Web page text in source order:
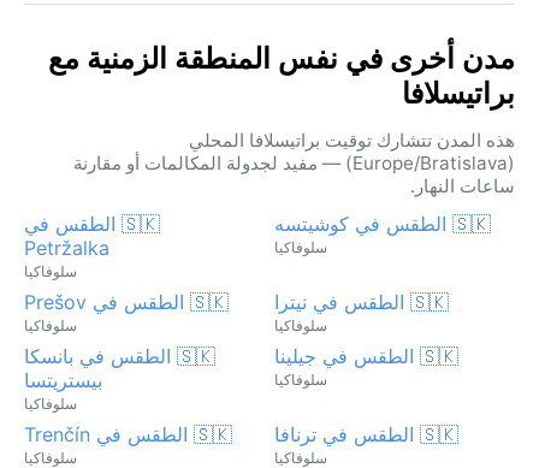
مدن أخرى في نفس المنطقة الزمنية مع
براتيسلافا
هذه المدن تتشارك توقيت براتيسلافا المحلي
(Europe/Bratislava) — مفيد لجدولة المكالمات أو مقارنة
ساعات النهار.
🇸🇰 الطقس في كوشيتسه
سلوفاكيا
🇸🇰 الطقس في
Petržalka
سلوفاكيا
🇸🇰 الطقس في نيترا
سلوفاكيا
🇸🇰 الطقس في Prešov
سلوفاكيا
🇸🇰 الطقس في جيلينا
سلوفاكيا
🇸🇰 الطقس في بانسكا
بيستريتسا
سلوفاكيا
🇸🇰 الطقس في ترنافا
سلوفاكيا
🇸🇰 الطقس في Trenčín
سلوفاكيا